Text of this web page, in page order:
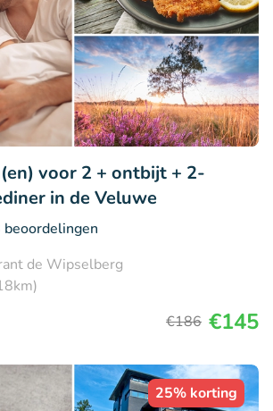
voor 2 + ontbijt + 2-
in de Veluwe
beoordelingen
de Wipselberg
€186 €145
25% korting